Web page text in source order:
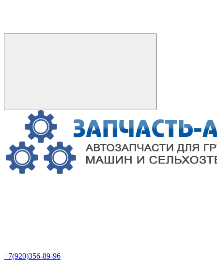
+7(920)356-89-96